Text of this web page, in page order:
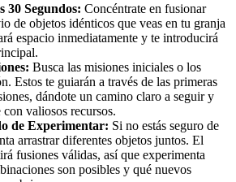
30 Segundos: Concéntrate en fusionar
de objetos idénticos que veas en tu granja
espacio inmediatamente y te introducirá
Busca las misiones iniciales o los
Estos te guiarán a través de las primeras
dándote un camino claro a seguir y
con valiosos recursos.
de Experimentar: Si no estás seguro de
arrastrar diferentes objetos juntos. El
fusiones válidas, así que experimenta
son posibles y qué nuevos